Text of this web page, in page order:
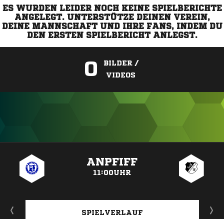
ES WURDEN LEIDER NOCH KEINE SPIELBERICHTE
ANGELEGT. UNTERSTÜTZE DEINEN VEREIN,
DEINE MANNSCHAFT UND IHRE FANS, INDEM DU
DEN ERSTEN SPIELBERICHT ANLEGST.
0
BILDER /
VIDEOS
ANPFIFF
11:00UHR
SPIELVERLAUF